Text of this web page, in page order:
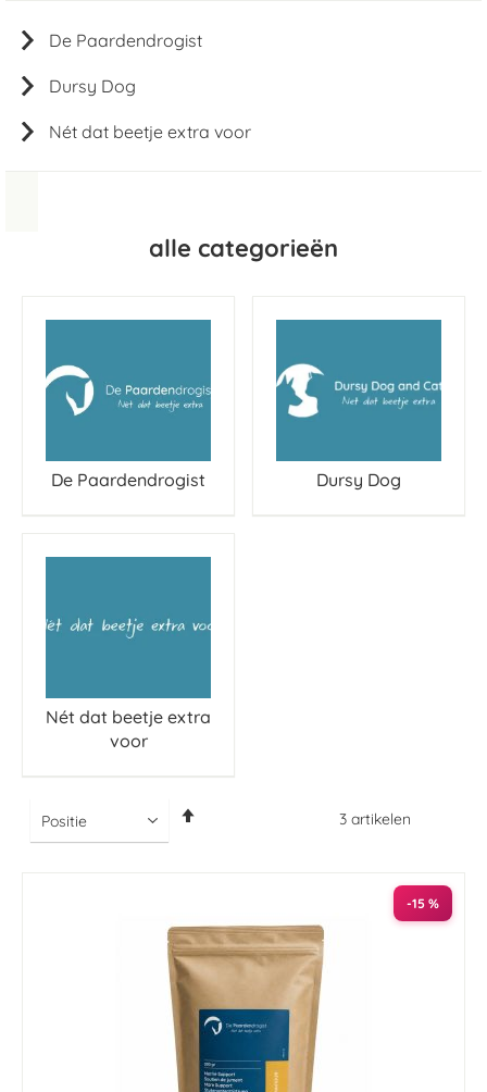
alle categorieën
De Paardendrogist Dursy Dog
Nét dat beetje extra
voor
3 artikelen
-15 %
De Paardendrogist
Dursy Dog
Nét dat beetje extra voor